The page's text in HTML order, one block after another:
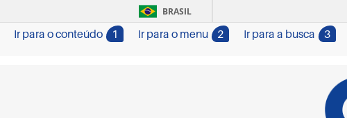
BRASIL
Ir para o conteúdo 1 Ir para o menu 2 Ir para a busca 3